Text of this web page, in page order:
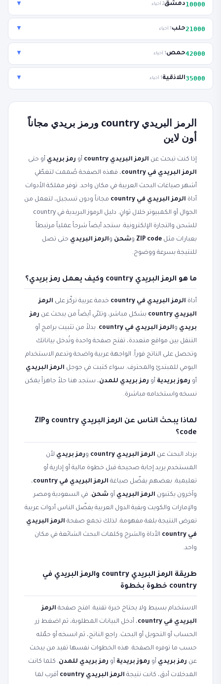
10000دمشق2 أحياء ▼
21000حلب 1 أحياء ▼
42000حمص 1 أحياء ▼
35000اللاذقية 1 أحياء ▼
الرمز البريدي country ورمز بريدي مجاناً
أون لاين
إذا كنت تبحث عن الرمز البريدي country أو رمز بريدي أو حتى
الرمز البريدي في country
، فهذه الصفحة صُممت لتغطّي
أشهر صياغات البحث العربية في مكان واحد. توفر مملكة الأدوات
أداة الرمز البريدي في country
مجاناً ودون تسجيل، لتعمل من
الجوال أو الكمبيوتر خلال ثوانٍ. دليل الرموز البريدية في country
للشحن والتجارة الإلكترونية. ستجد أيضاً شرحاً عملياً مرتبطاً
بعبارات مثل ZIP code وشحن والرمز البريدي حتى تصل
للنتيجة بسرعة ووضوح.
ما هو الرمز البريدي country وكيف يعمل رمز بريدي؟
أداة الرمز البريدي في country خدمة عربية تركّز على الرمز
البريدي country
بشكل مباشر، وتلبّي أيضاً من يبحث عن رمز
بريدي والرمز البريدي في country
. بدلاً من تثبيت برامج أو
التنقل بين مواقع متعددة، تفتح صفحة واحدة وتُدخل بياناتك
وتحصل على الناتج فوراً. الواجهة عربية واضحة وتدعم الاستخدام
اليومي للمبتدئ والمحترف. سواء كتبت في جوجل الرمز البريدي
أو رموز بريدية أو رمز بريدي للمدن، ستجد هنا حلاً جاهزاً يمكن
نسخه واستخدامه مباشرة.
لماذا يبحث الناس عن الرمز البريدي country وZIP
code؟
يزداد البحث عن الرمز البريدي country ورمز بريدي لأن
المستخدم يريد إجابة صحيحة قبل خطوة مالية أو إدارية أو
تعليمية. بعضهم يفضّل صياغة الرمز البريدي في country
،
وآخرون يكتبون الرمز البريدي أو شحن. في السعودية ومصر
والإمارات والكويت وبقية الدول العربية يفضّل الناس أدوات عربية
تعرض النتيجة بلغة مفهومة. لذلك تجمع صفحة الرمز البريدي
في country
الأداة والشرح وكلمات البحث الشائعة في مكان
واحد.
طريقة الرمز البريدي country والرمز البريدي في
country خطوة بخطوة
الاستخدام بسيط ولا يحتاج خبرة تقنية. افتح صفحة الرمز
البريدي في country
، أدخل البيانات المطلوبة، ثم اضغط زر
الحساب أو التحويل أو البحث. راجع الناتج، ثم انسخه أو حمّله
حسب ما توفره الصفحة. هذه الخطوات نفسها تفيد من يبحث
عن رمز بريدي أو رموز بريدية أو رمز بريدي للمدن. كلما كانت
المدخلات أدق، كانت نتيجة الرمز البريدي country
أقرب لما